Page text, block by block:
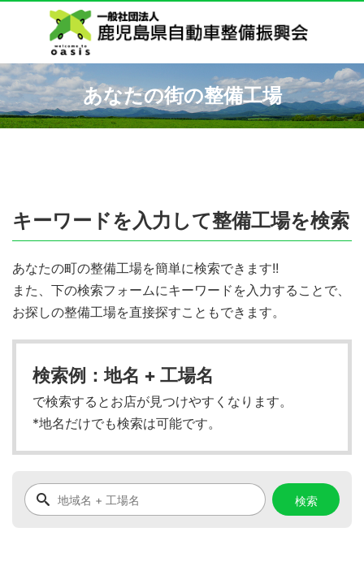
あなたの街の整備工場
キーワードを入力して整備工場を検索
あなたの町の整備工場を簡単に検索できます!!
また、下の検索フォームにキーワードを入力することで、
お探しの整備工場を直接探すこともできます。
検索例：地名 + 工場名
で検索するとお店が見つけやすくなります。
*地名だけでも検索は可能です。